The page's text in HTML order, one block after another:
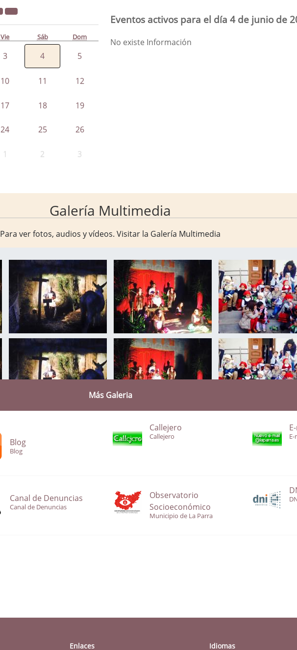
Vie Sáb Dom
3 4 5
10 11 12
17 18 19
24 25 26
1 2 3
Eventos activos para el día 4 de junio de
No existe Información
Galería Multimedia
Para ver fotos, audios y vídeos. Visitar la Galería Multimedia
Más Galeria
Blog
Blog
Callejero
Callejero
Canal de Denuncias
Canal de Denuncias
Observatorio
Socioeconómico
Municipio de La Parra
Enlaces Idiomas